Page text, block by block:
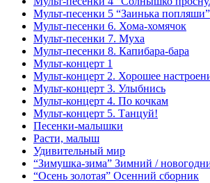
Мульт-песенки 5 “Заинька попляши”
Мульт-песенки 6. Хома-хомячок
Мульт-песенки 7. Муха
Мульт-песенки 8. Капибара-бара
Мульт-концерт 1
Мульт-концерт 2. Хорошее
Мульт-концерт 3. Улыбнись
Мульт-концерт 4. По кочкам
Мульт-концерт 5. Танцуй!
Песенки-малышки
Расти, малыш
Удивительный мир
“Зимушка-зима” Зимний /
“Осень золотая” Осенний сборник